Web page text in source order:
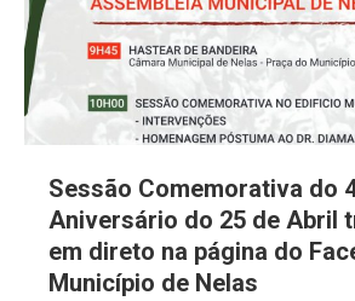
Sessão Comemorativa do
Aniversário do 25 de Abril
em direto na página do
Município de Nelas